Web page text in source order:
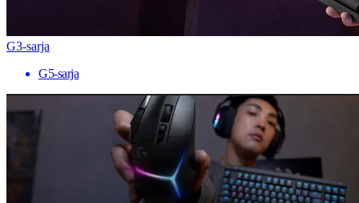
G3-sarja
G5-sarja